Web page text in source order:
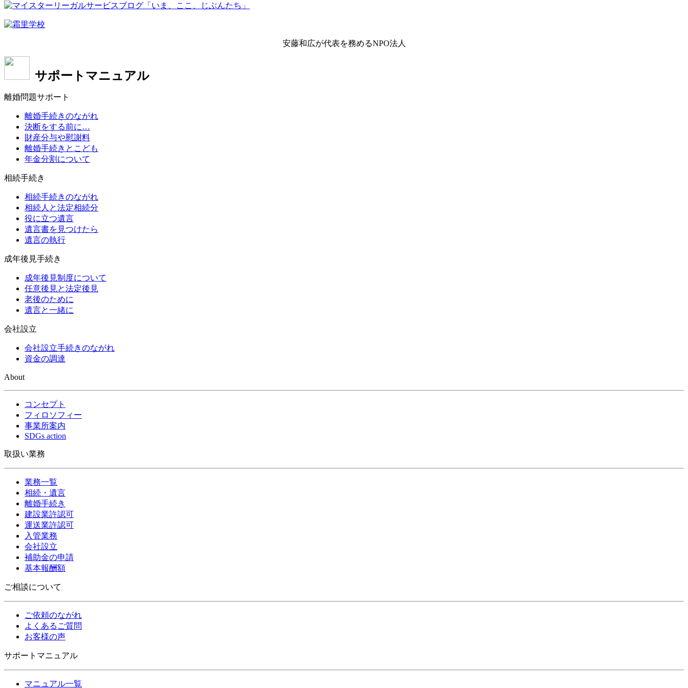
安藤和広が代表を務めるNPO法人
サポートマニュアル
離婚問題サポート
離婚手続きのながれ
決断をする前に…
財産分与や慰謝料
離婚手続きとこども
年金分割について
相続手続き
相続手続きのながれ
相続人と法定相続分
役に立つ遺言
遺言書を見つけたら
遺言の執行
成年後見手続き
成年後見制度について
任意後見と法定後見
老後のために
遺言と一緒に
会社設立
会社設立手続きのながれ
資金の調達
About
コンセプト
フィロソフィー
事業所案内
SDGs action
取扱い業務
業務一覧
相続・遺言
離婚手続き
建設業許認可
運送業許認可
入管業務
会社設立
補助金の申請
基本報酬額
ご相談について
ご依頼のながれ
よくあるご質問
お客様の声
サポートマニュアル
マニュアル一覧